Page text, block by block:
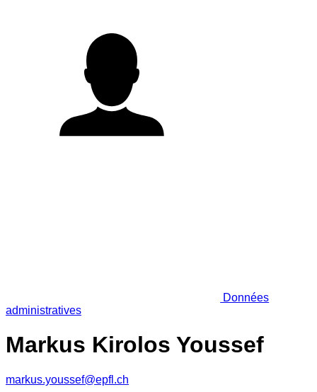
Données
administratives
Markus Kirolos Youssef
markus.youssef@epfl.ch